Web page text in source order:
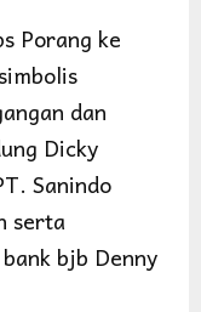
Porang ke
dan
Dicky
Sanindo
serta
bjb Denny